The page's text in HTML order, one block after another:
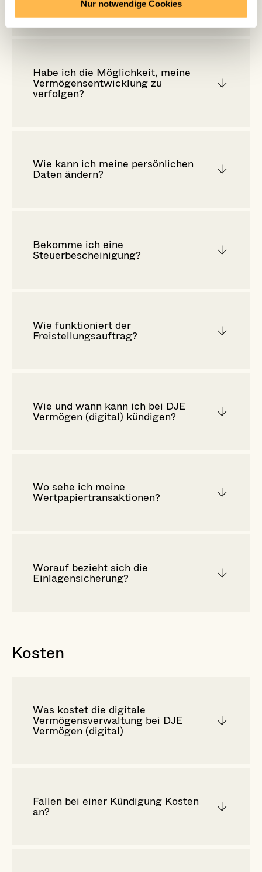
Nur notwendige Cookies
Habe ich die Möglichkeit, meine
Vermögensentwicklung zu
verfolgen?
Wie kann ich meine persönlichen
Daten ändern?
Bekomme ich eine
Steuerbescheinigung?
Wie funktioniert der
Freistellungsauftrag?
Wie und wann kann ich bei DJE
Vermögen (digital) kündigen?
Wo sehe ich meine
Wertpapiertransaktionen?
Worauf bezieht sich die
Einlagensicherung?
Kosten
Was kostet die digitale
Vermögensverwaltung bei DJE
Vermögen (digital)
Fallen bei einer Kündigung Kosten
an?